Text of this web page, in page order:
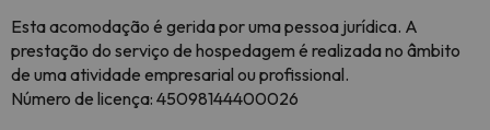
Esta acomodação é gerida por uma pessoa jurídica. A
prestação do serviço de hospedagem é realizada no âmbito
de uma atividade empresarial ou profissional.
Número de licença: 45098144400026